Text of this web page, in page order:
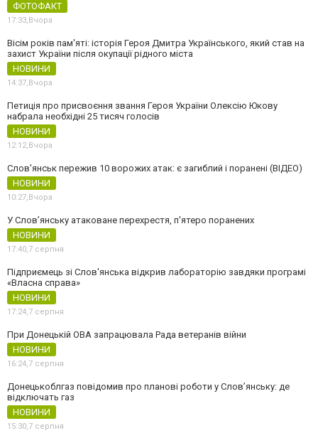
ФОТОФАКТ
17:33,Вчора
Вісім років пам'яті: історія Героя Дмитра Українського, який став на
захист України після окупації рідного міста
НОВИНИ
14:37,Вчора
Петиція про присвоєння звання Героя України Олексію Юкову
набрала необхідні 25 тисяч голосів
НОВИНИ
12:12,Вчора
Слов'янськ пережив 10 ворожих атак: є загиблий і поранені (ВІДЕО)
НОВИНИ
10:27,Вчора
У Слов’янську атаковане перехрестя, п'ятеро поранених
НОВИНИ
17:40,7 серпня
Підприємець зі Слов'янська відкрив лабораторію завдяки програмі
«Власна справа»
НОВИНИ
17:24,7 серпня
При Донецькій ОВА запрацювала Рада ветеранів війни
НОВИНИ
16:24,7 серпня
Донецькоблгаз повідомив про планові роботи у Слов’янську: де
відключать газ
НОВИНИ
15:30,7 серпня